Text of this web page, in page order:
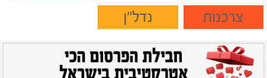
צרכנות
נדל"ן